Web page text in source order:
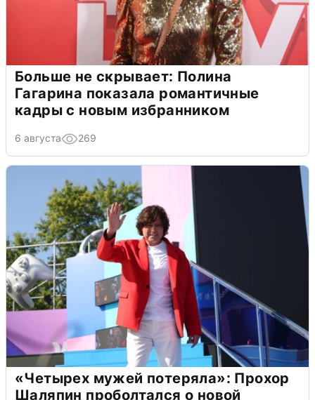
Больше не скрывает: Полина
Гагарина показала романтичные
кадры с новым избранником
6 августа 269
«Четырех мужей потеряла»: Прохор
Шаляпин проболтался о новой